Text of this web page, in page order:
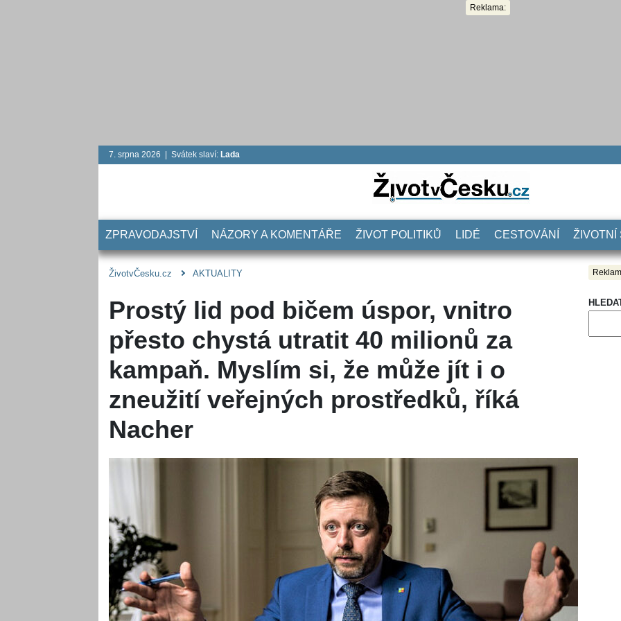
Reklama:
7. srpna 2026 | Svátek slaví: Lada
ZPRAVODAJSTVÍ NÁZORY A KOMENTÁŘE ŽIVOT POLITIKŮ LIDÉ CESTOVÁNÍ ŽIVOTNÍ
ŽivotvČesku.cz AKTUALITY
Prostý lid pod bičem úspor, vnitro
přesto chystá utratit 40 milionů za
kampaň. Myslím si, že může jít i o
zneužití veřejných prostředků, říká
Nacher